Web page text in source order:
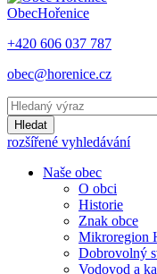
ObecHořenice
+420 606 037 787
obec@horenice.cz
Hledat
rozšířené vyhledávání
Naše obec
O obci
Historie
Znak obce
Mikroregion
Dobrovolný
Vodovod a